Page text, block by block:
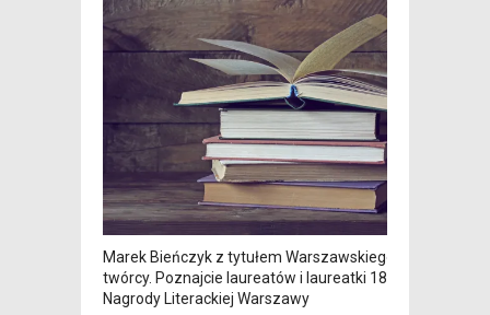
Marek Bieńczyk z tytułem Warszawskiego
twórcy. Poznajcie laureatów i laureatki 18.
Nagrody Literackiej Warszawy